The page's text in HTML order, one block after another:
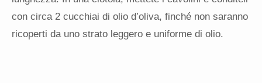
con circa 2 cucchiai di olio d’oliva, finché non saranno
ricoperti da uno strato leggero e uniforme di olio.